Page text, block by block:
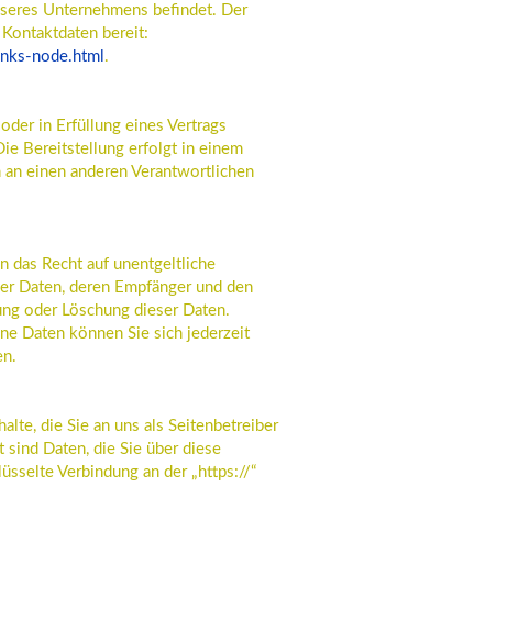
Unternehmens befindet. Der
bereit:
node.html .
in Erfüllung eines Vertrags
Bereitstellung erfolgt in einem
einen anderen Verantwortlichen
das Recht auf unentgeltliche
Daten, deren Empfänger und den
oder Löschung dieser Daten.
Daten können Sie sich jederzeit
die Sie an uns als Seitenbetreiber
sind Daten, die Sie über diese
Verbindung an der „https://“